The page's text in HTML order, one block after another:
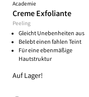
Academie
Creme Exfoliante
Peeling
Gleicht Unebenheiten aus
Belebt einen fahlen Teint
Für eine ebenmäßige
Hautstruktur
Auf Lager!